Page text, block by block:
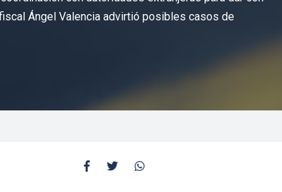
Ángel Valencia advirtió posibles casos de